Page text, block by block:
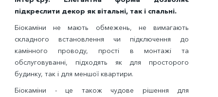
підкреслити декор як вітальні, так і спальні.
Біокаміни не мають обмежень, не вимагають
складного встановлення чи підключення до
камінного проводу, прості в монтажі та
обслуговуванні, підходять як для просторого
будинку, так і для меншої квартири.
Біокаміни - це також чудове рішення для